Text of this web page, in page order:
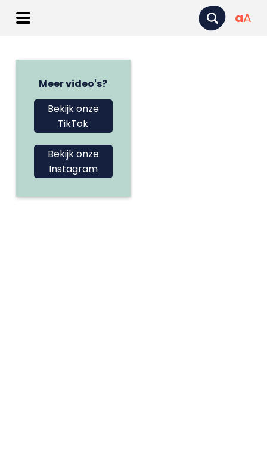
aA
Meer video's?
Bekijk onze
TikTok
Bekijk onze
Instagram